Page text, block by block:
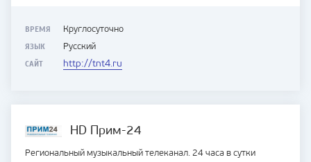
ВРЕМЯ Круглосуточно
ЯЗЫК Русский
САЙТ http://tnt4.ru
HD Прим-24
Региональный музыкальный телеканал. 24 часа в сутки